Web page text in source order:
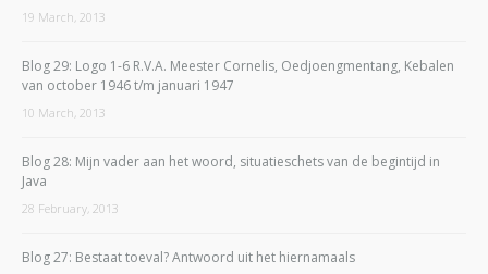
19 March, 2013
Blog 29: Logo 1-6 R.V.A. Meester Cornelis, Oedjoengmentang, Kebalen
van october 1946 t/m januari 1947
10 March, 2013
Blog 28: Mijn vader aan het woord, situatieschets van de begintijd in
Java
28 February, 2013
Blog 27: Bestaat toeval? Antwoord uit het hiernamaals